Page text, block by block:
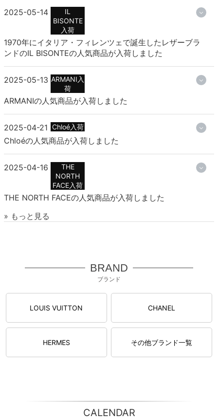
2025-05-14
IL
BISONTE
入荷
1970年にイタリア・フィレンツェで誕生したレザーブラ
ンドのIL BISONTEの人気商品が入荷しました
2025-05-13 ARMANI入
荷
ARMANIの人気商品が入荷しました
2025-04-21 Chloé入荷
Chloéの人気商品が入荷しました
2025-04-16
THE
NORTH
FACE入荷
THE NORTH FACEの人気商品が入荷しました
» もっと見る
BRAND
ブランド
LOUIS VUITTON CHANEL
HERMES その他ブランド一覧
CALENDAR